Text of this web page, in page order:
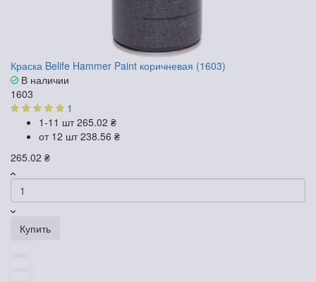
Краска Belife Hammer Paint коричневая (1603)
В наличии
1603
1
1-11 шт265.02 ₴
от 12 шт238.56 ₴
265.02 ₴
Купить